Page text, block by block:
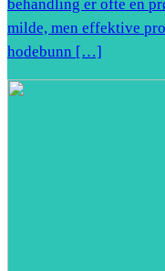
behandling er ofte en
milde, men effektive
hodebunn […]